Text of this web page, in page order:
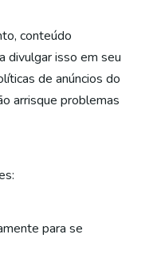
conteúdo
divulgar isso em seu
de anúncios do
arrisque problemas
para se